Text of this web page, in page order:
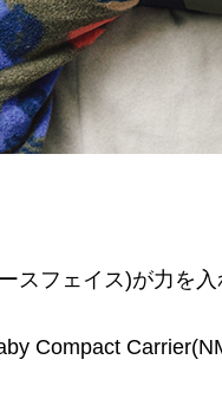
スフェイス)が力を入
Compact